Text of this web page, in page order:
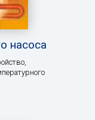
насоса